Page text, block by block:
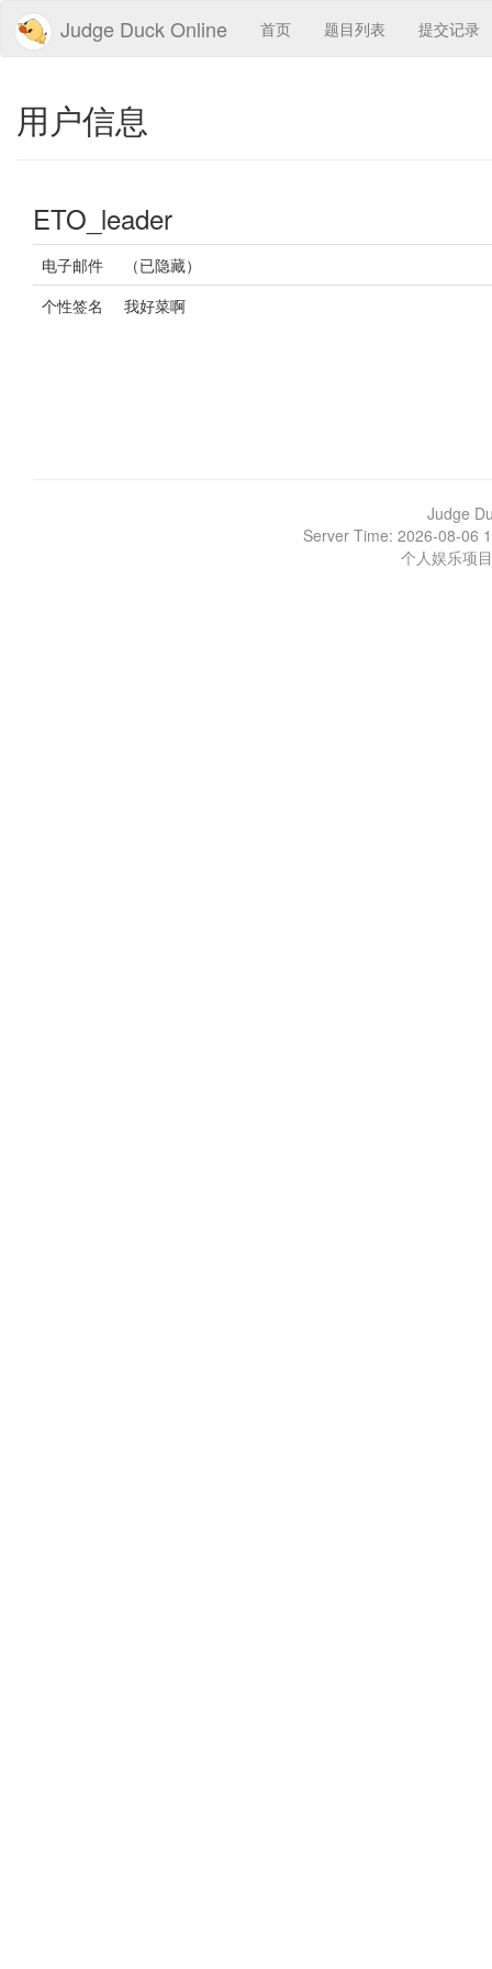
Judge Duck Online 首页 题目列表 提交记录
用户信息
ETO_leader
电子邮件
（已隐藏）
个性签名
我好菜啊
Judge
Server Time: 2026-08-06
个人娱乐项